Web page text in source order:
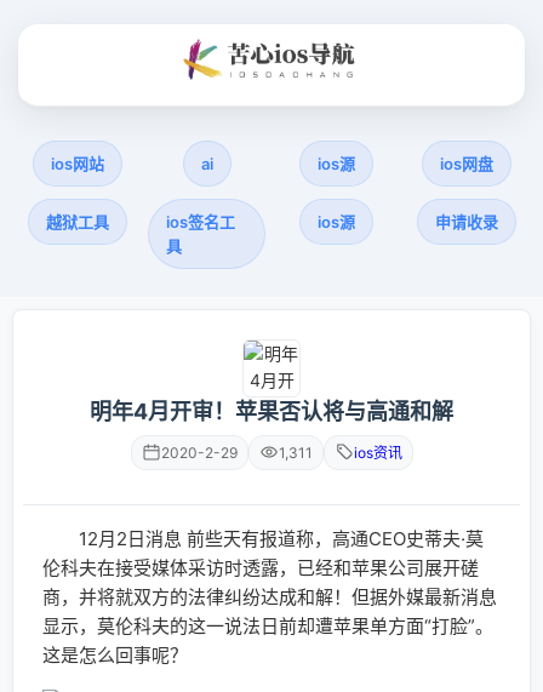
ios网站 ai ios源 ios网盘
越狱工具
ios签名工
具
ios源 申请收录
明年4月开审！苹果否认将与高通和解
2020-2-29 1,311 ios资讯
12月2日消息 前些天有报道称，高通CEO史蒂夫·莫
伦科夫在接受媒体采访时透露，已经和苹果公司展开磋
商，并将就双方的法律纠纷达成和解！但据外媒最新消息
显示，莫伦科夫的这一说法日前却遭苹果单方面“打脸”。
这是怎么回事呢？